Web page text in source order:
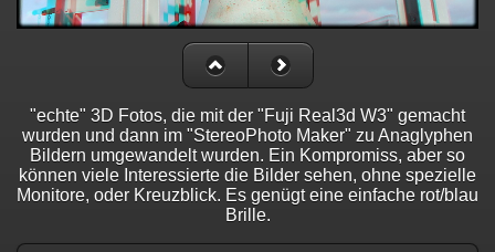
"echte" 3D Fotos, die mit der "Fuji Real3d W3" gemacht
wurden und dann im "StereoPhoto Maker" zu Anaglyphen
Bildern umgewandelt wurden. Ein Kompromiss, aber so
können viele Interessierte die Bilder sehen, ohne spezielle
Monitore, oder Kreuzblick. Es genügt eine einfache rot/blau
Brille.